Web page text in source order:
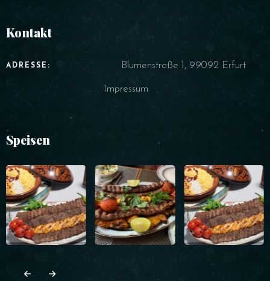
Kontakt
ADRESSE: Blumenstraße 1, 99092 Erfurt
Impressum
Speisen